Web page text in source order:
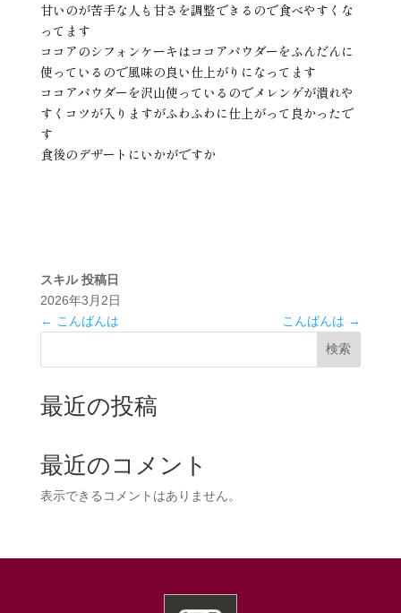
甘いのが苦手な人も甘さを調整できるので食べやすくな
ってます
ココアのシフォンケーキはココアパウダーをふんだんに
使っているので風味の良い仕上がりになってます
ココアパウダーを沢山使っているのでメレンゲが潰れや
すくコツが入りますがふわふわに仕上がって良かったで
す
食後のデザートにいかがですか
スキル 投稿日
2026年3月2日
← こんばんは こんばんは →
検索
最近の投稿
最近のコメント
表示できるコメントはありません。